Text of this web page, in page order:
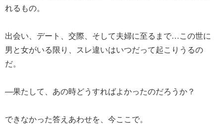
れるもの。
出会い、デート、交際、そして夫婦に至るまで…この世に
男と女がいる限り、スレ違いはいつだって起こりうるの
だ。
—果たして、あの時どうすればよかったのだろうか？
できなかった答えあわせを、今ここで。